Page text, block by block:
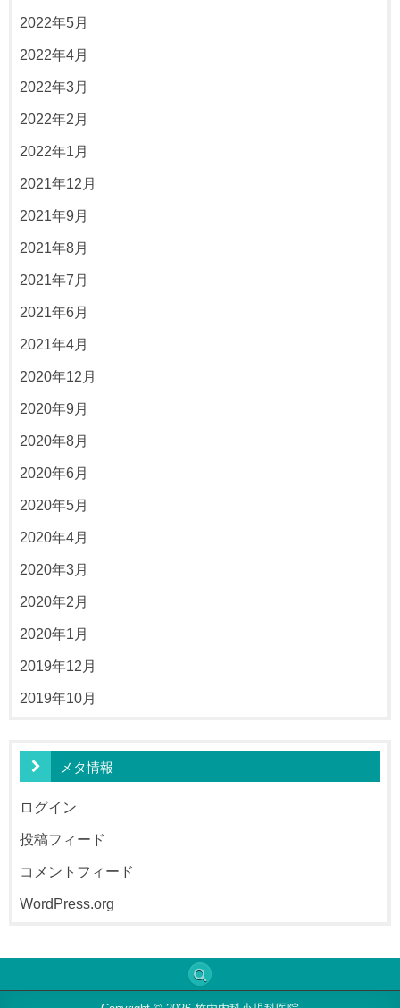
2022年5月
2022年4月
2022年3月
2022年2月
2022年1月
2021年12月
2021年9月
2021年8月
2021年7月
2021年6月
2021年4月
2020年12月
2020年9月
2020年8月
2020年6月
2020年5月
2020年4月
2020年3月
2020年2月
2020年1月
2019年12月
2019年10月
メタ情報
ログイン
投稿フィード
コメントフィード
WordPress.org